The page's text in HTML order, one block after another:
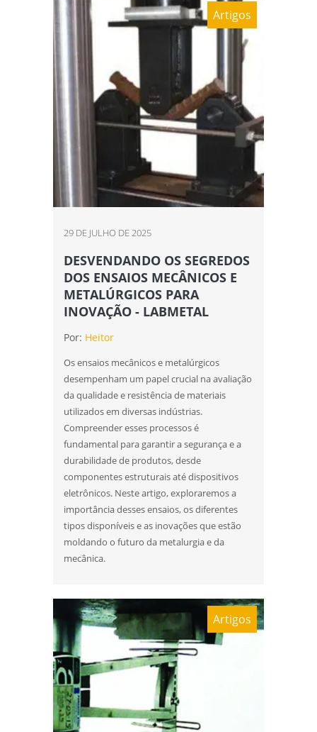
Artigos
29 DE JULHO DE 2025
DESVENDANDO OS SEGREDOS
DOS ENSAIOS MECÂNICOS E
METALÚRGICOS PARA
INOVAÇÃO - LABMETAL
Por: Heitor
Os ensaios mecânicos e metalúrgicos
desempenham um papel crucial na avaliação
da qualidade e resistência de materiais
utilizados em diversas indústrias.
Compreender esses processos é
fundamental para garantir a segurança e a
durabilidade de produtos, desde
componentes estruturais até dispositivos
eletrônicos. Neste artigo, exploraremos a
importância desses ensaios, os diferentes
tipos disponíveis e as inovações que estão
moldando o futuro da metalurgia e da
mecânica.
Artigos